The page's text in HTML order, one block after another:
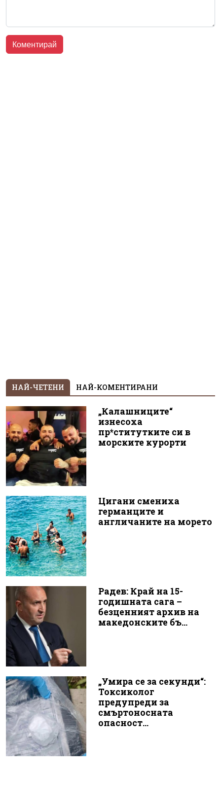
НАЙ-ЧЕТЕНИ НАЙ-КОМЕНТИРАНИ
„Калашниците“
изнесоха
пр*ститутките си в
морските курорти
Цигани смениха
германците и
англичаните на морето
Радев: Край на 15-
годишната сага –
безценният архив на
македонските бъ...
„Умира се за секунди“:
Токсиколог
предупреди за
смъртоносната
опасност...